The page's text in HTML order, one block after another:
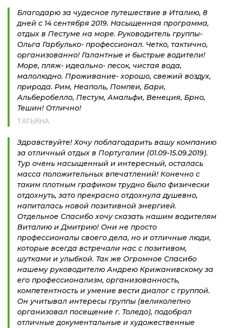
Благодарю за чудесное путешествие в Италию, 8
дней с 14 сентября 2019. Насыщенная программа,
отдых в Пестуме на море. Руководитель группы-
Ольга Гарбулько- профессионал. Четко, тактично,
организованно! Галантные и быстрые водители!
Море, пляж- идеально- песок, чистая вода,
малолюдно. Проживание- хорошо, свежий воздух,
природа. Рим, Неаполь, Помпеи, Бари,
Альберобелло, Пестум, Амальфи, Венеция, Брно,
Тешин! Отлично!
ТАТЬЯНА
Здравствуйте! Хочу поблагодарить вашу компанию
за отличный отдых в Португалии (01.09-15.09.2019).
Тур очень насыщенный и интересный, осталась
масса положительных впечатлений! Конечно с
таким плотным графиком трудно было физически
отдохнуть, зато прекрасно отдохнула душевно,
напиталась новой позитивной энергией.
Отдельное Спасибо хочу сказать нашим водителям
Виталию и Дмитрию! Они не просто
профессионалы своего дела, но и отличные люди,
которые всегда встречали нас с позитивом,
шутками и улыбкой. Так же Огромное Спасибо
нашему руководителю Андрею Крижанивскому за
его профессионализм, организованность,
компетентность и умение вести диалог с группой.
Он учитывал интересы группы (великолепно
организовал посещение г. Толедо), подобрал
отличные документальные и художественные